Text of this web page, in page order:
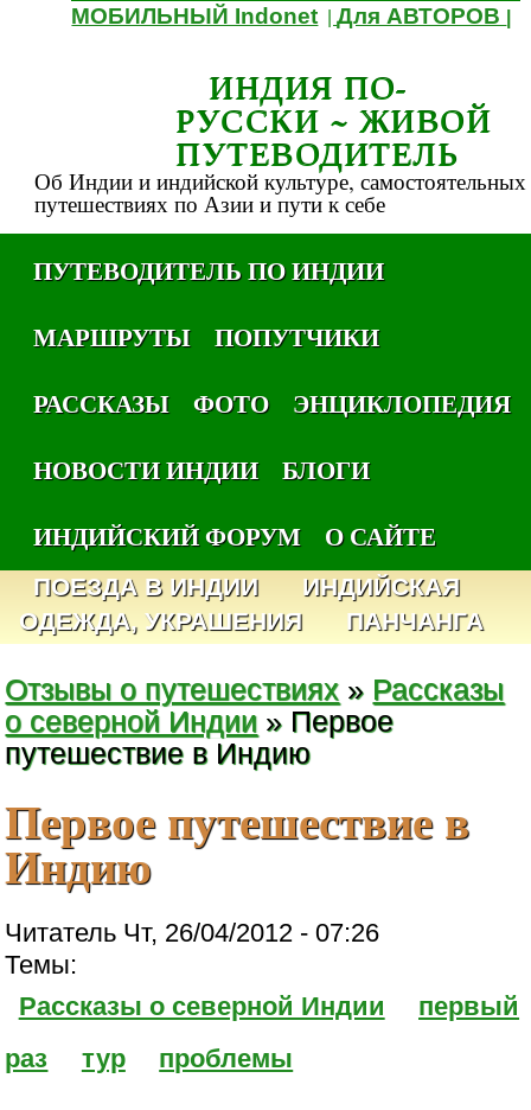
МОБИЛЬНЫЙ Indonet |Для АВТОРОВ
ИНДИЯ ПО-
РУССКИ ~ ЖИВОЙ
ПУТЕВОДИТЕЛЬ
Об Индии и индийской культуре, самостоятельных
путешествиях по Азии и пути к себе
ПУТЕВОДИТЕЛЬ ПО ИНДИИ
МАРШРУТЫ
ПОПУТЧИКИ
РАССКАЗЫ
ФОТО
ЭНЦИКЛОПЕДИЯ
НОВОСТИ ИНДИИ
БЛОГИ
ИНДИЙСКИЙ ФОРУМ
О САЙТЕ
ПОЕЗДА В ИНДИИ
ИНДИЙСКАЯ
ОДЕЖДА, УКРАШЕНИЯ
ПАНЧАНГА
Отзывы о путешествиях » Рассказы
о северной Индии » Первое
путешествие в Индию
Первое путешествие в
Индию
Читатель Чт, 26/04/2012 - 07:26
Темы:
Рассказы о северной Индии
первый
раз
тур проблемы